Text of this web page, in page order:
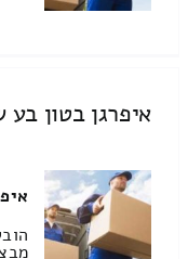
איפרגן בטון בע